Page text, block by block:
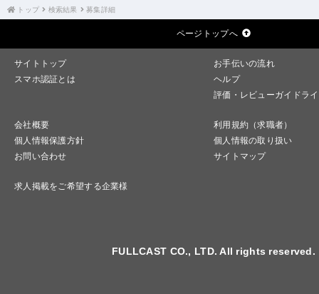
トップ 検索結果 募集詳細
ページトップへ
サイトトップ
お手伝いの流れ
スマホ認証とは
ヘルプ
評価・レビューガイドラ
会社概要
利用規約（求職者）
個人情報保護方針
個人情報の取り扱い
お問い合わせ
サイトマップ
求人掲載をご希望する企業様
FULLCAST CO., LTD. All rights reserved.